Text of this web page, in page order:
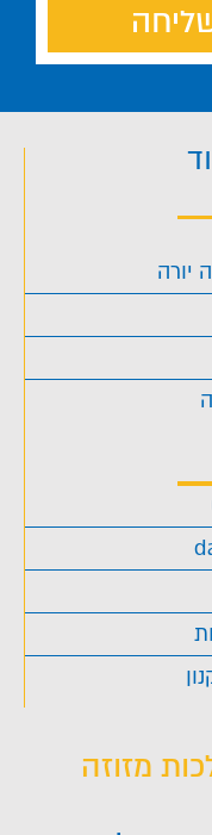
יורה
מזוזה